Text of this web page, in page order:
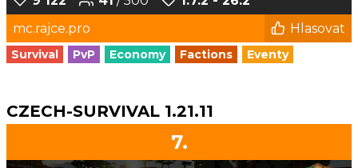
mc.rajce.pro
Hlasovat
Survival PvP Economy Factions Eventy
CZECH-SURVIVAL 1.21.11
7.